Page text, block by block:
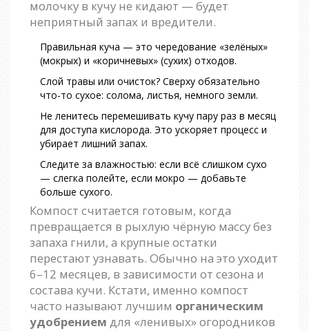
молочку в кучу не кидают — будет
неприятный запах и вредители.
Правильная куча — это чередование «зелёных»
(мокрых) и «коричневых» (сухих) отходов.
Слой травы или очисток? Сверху обязательно
что-то сухое: солома, листья, немного земли.
Не ленитесь перемешивать кучу пару раз в месяц
для доступа кислорода. Это ускоряет процесс и
убирает лишний запах.
Следите за влажностью: если всё слишком сухо
— слегка полейте, если мокро — добавьте
больше сухого.
Компост считается готовым, когда
превращается в рыхлую чёрную массу без
запаха гнили, а крупные остатки
перестают узнавать. Обычно на это уходит
6–12 месяцев, в зависимости от сезона и
состава кучи. Кстати, именно компост
часто называют лучшим органическим
удобрением для «ленивых» огородников